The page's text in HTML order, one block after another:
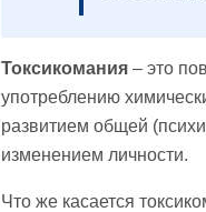
Токсикомания – это
употреблению
развитием общей
изменением личности.
Что же касается